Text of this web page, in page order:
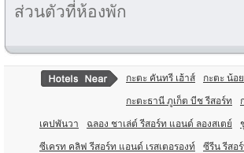
ส่วนตัวที่ห้องพัก
กะตะ คันทรี เฮ้าส์ กะตะ น้อ
กะตะธานี ภูเก็ต บีช รีสอร์ท
เคปพันวา ฉลอง ชาเล่ต์ รีสอร์ท แอนด์ ลองสเตย์
ซีเครท คลิฟ รีสอร์ท แอนด์ เรสเตอรองท์ ซีรีน รีสอ